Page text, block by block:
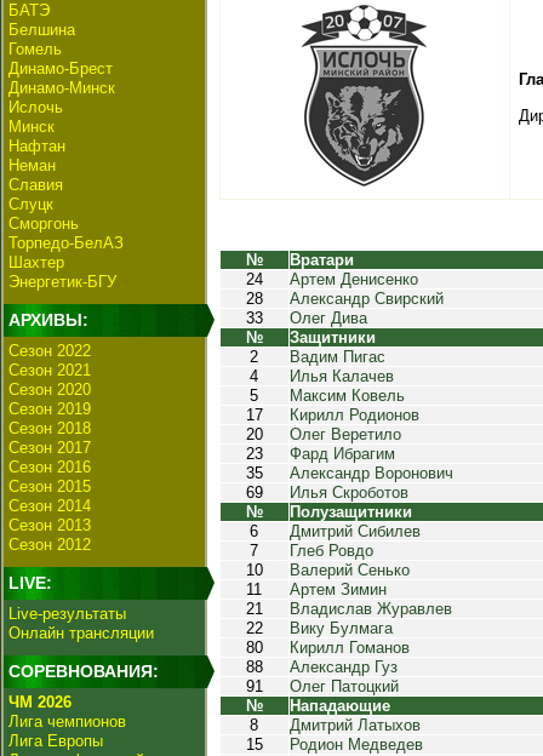
БАТЭ
Белшина
Гомель
Динамо-Брест
Динамо-Минск
Ислочь
Минск
Нафтан
Неман
Славия
Слуцк
Сморгонь
Торпедо-БелАЗ
Шахтер
Энергетик-БГУ
АРХИВЫ:
Сезон 2022
Сезон 2021
Сезон 2020
Сезон 2019
Сезон 2018
Сезон 2017
Сезон 2016
Сезон 2015
Сезон 2014
Сезон 2013
Сезон 2012
LIVE:
Live-результаты
Онлайн трансляции
СОРЕВНОВАНИЯ:
ЧМ 2026
Лига чемпионов
Лига Европы
№
Вратари
24
Артем Денисенко
28
Александр Свирский
33
Олег Дива
№
Защитники
2
Вадим Пигас
4
Илья Калачев
5
Максим Ковель
17
Кирилл Родионов
20
Олег Веретило
23
Фард Ибрагим
35
Александр Воронович
69
Илья Скроботов
№
Полузащитники
6
Дмитрий Сибилев
7
Глеб Ровдо
10
Валерий Сенько
11
Артем Зимин
21
Владислав Журавлев
22
Вику Булмага
80
Кирилл Гоманов
88
Александр Гуз
91
Олег Патоцкий
№
Нападающие
8
Дмитрий Латыхов
15
Родион Медведев